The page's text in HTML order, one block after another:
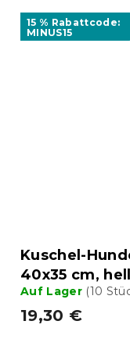
15 % Rabattcode:
MINUS15
Kuschel-
40x35 cm,
Auf Lager (10
19,30 €